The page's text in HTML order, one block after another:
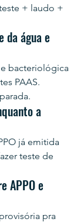
+ laudo +
da água e
bacteriológica
PAAS.
a
já emitida
teste de
APPO e
pra